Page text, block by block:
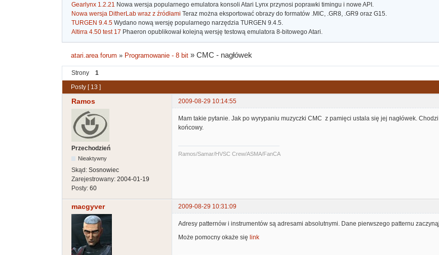
Gearlynx 1.2.21 Nowa wersja popularnego emulatora konsoli Atari Lynx przynosi poprawki timingu i nowe API.
Nowa wersja DitherLab wraz z źródłami Teraz można eksportować obrazy do formatów .MIC, .GR8, .GR9 oraz G15.
TURGEN 9.4.5 Wydano nową wersję popularnego narzędzia TURGEN 9.4.5.
Altirra 4.50 test 17 Phaeron opublikował kolejną wersję testową emulatora 8-bitowego Atari.
atari.area forum » Programowanie - 8 bit »CMC - nagłówek
Strony 1
Posty [ 13 ]
Ramos 2009-08-29 10:14:55
Przechodzień
Nieaktywny
Skąd: Sosnowiec
Zarejestrowany: 2004-01-19
Posty: 60
Mam takie pytanie. Jak po wyrypaniu muzyczki CMC z pamięci ustala się jej nagłówek.
końcowy.
Ramos/Samar/HVSC Crew/ASMA/FanCA
macgyver 2009-08-29 10:31:09
Adresy patternów i instrumentów są adresami absolutnymi. Dane pierwszego patternu
Może pomocny okaże się link